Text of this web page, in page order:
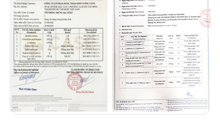
Tặng rượu là một phong tục lâu đời của người Việt
Nam. Rượu được coi là một thức uống cao quý,
tượng trưng cho sự sung túc, phồn vinh và may mắn.
Việc tặng rượu thể hiện tình cảm, sự trân trọng và lời
chúc tốt đẹp của người tặng dành cho người nhận.
Trong quan niệm của người Việt Nam, rượu là một
thức uống mang ý nghĩa đặc biệt. Rượu được coi là
“tinh túy của trời đất”, là biểu tượng của sự no đủ, ấm
no. Rượu cũng được coi là thức uống giúp giải tỏa